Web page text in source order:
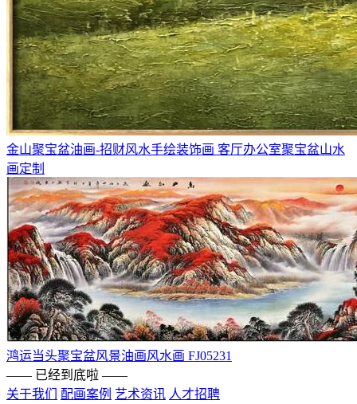
金山聚宝盆油画-招财风水手绘装饰画 客厅办公室聚宝盆山水
画定制
鸿运当头聚宝盆风景油画风水画 FJ05231
—— 已经到底啦 ——
关于我们
配画案例 艺术资讯 人才招聘